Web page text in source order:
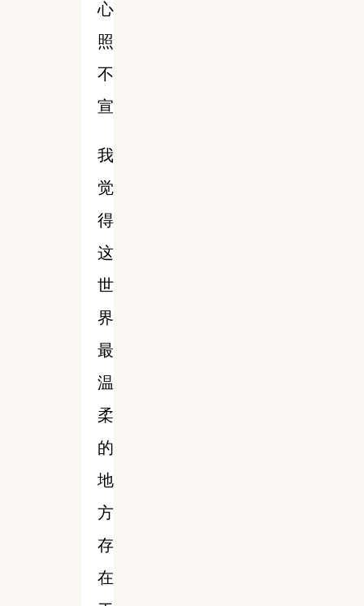
心
照
不
宣
我
觉
得
这
世
界
最
温
柔
的
地
方
存
在